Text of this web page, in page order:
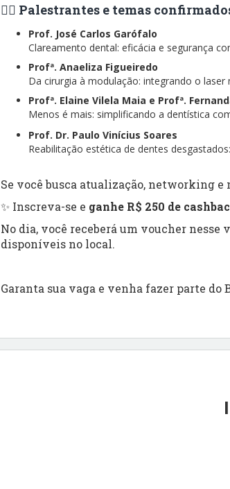
👨‍⚕️ Palestrantes e temas
Prof. José Carlos Garófalo
Clareamento dental: eficácia e segurança
Profª. Anaeliza Figueiredo
Da cirurgia à modulação: integrando o laser
Profª. Elaine Vilela Maia e Profª.
Menos é mais: simplificando a dentística
Prof. Dr. Paulo Vinícius Soares
Reabilitação estética de dentes
Se você busca atualização, networking e
✨ Inscreva-se e ganhe R$ 250 de
No dia, você receberá um voucher nesse
disponíveis no local.
Garanta sua vaga e venha fazer parte do